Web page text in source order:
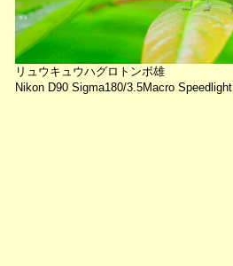
リュウキュウハグロトンボ雄
Nikon D90 Sigma180/3.5Macro Speedlight